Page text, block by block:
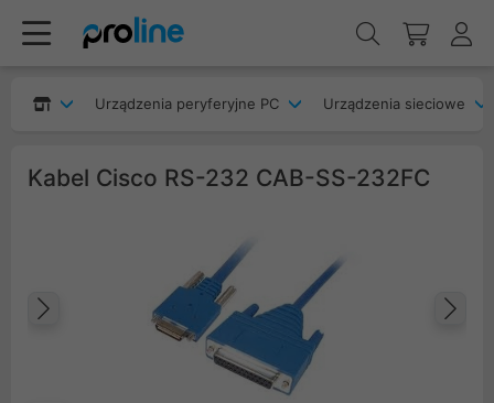
Urządzenia peryferyjne PC Urządzenia sieciowe
Kabel Cisco RS-232 CAB-SS-232FC
Poprzedni